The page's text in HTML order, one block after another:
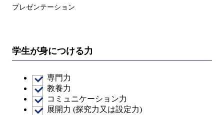
プレゼンテーション
学生が身につける力
専門力
教養力
コミュニケーション力
展開力 (探究力又は設定力)